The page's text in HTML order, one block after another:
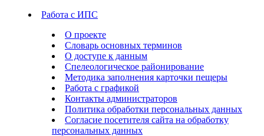
Работа с ИПС
О проекте
Словарь основных терминов
О доступе к данным
Спелеологическое районирование
Методика заполнения карточки пещеры
Работа с графикой
Контакты администраторов
Политика обработки персональных данных
Согласие посетителя сайта на обработку
персональных данных